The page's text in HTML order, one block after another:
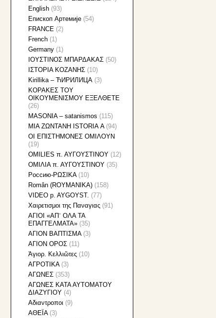
English (93)
Eпископ Артемије (54)
FRANCE (2)
French (1)
Germany (1)
IOYΣΤΙΝΟΣ ΜΠΑΡΔΑΚΑΣ (50)
IΣTOPIA KOZANHΣ (10)
Kirillika – ЋИРИЛИЦА (3)
KOΡΑΚΕΣ ΤΟΥ
ΟΙΚΟΥΜΕΝΙΣΜΟΥ ΕΞΕΛΘΕΤΕ
(26)
MASONIA – satanismos (115)
MIA ZΩNTANH ISTORIA Α(94)
OI EΠIΣTHMONEΣ OMIΛOYN
(19)
OMILIES π. ΑΥΓΟΥΣΤΙΝΟΥ (12)
OMIΛΙΑ π. ΑΥΓΟΥΣΤΙΝΟΥ (35)
Pоссию-ΡΩΣΙΚΑ(10)
Român (ROYMANIKA) (158)
VIDEO p. AYGOYST. (77)
Xαιρετισμοι της Παναγιας (91)
ΑΓΙΟΙ «ΑΠ᾽ ΟΛΑ ΤΑ
ΕΠΑΓΓΕΛΜΑΤΑ» (35)
ΑΓΙΟΝ ΒΑΠΤΙΣΜΑ(3)
ΑΓΙΟΝ ΟΡΟΣ (11)
Ἁγιορ. Κελλιῶτες (10)
ΑΓΡΟΤΙΚΑ(3)
ΑΓΩΝΕΣ (353)
ΑΓΩΝΕΣ ΚΑΤΑ ΑΥΤΟΜΑΤΟΥ
ΔΙΑΖΥΓΙΟΥ (4)
Αδιαντροποι (9)
ΑΘΕΪΑ(3)